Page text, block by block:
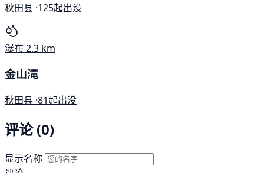
秋田县 ·125起出没
瀑布 2.3 km
金山滝
秋田县 ·81起出没
评论 (0)
显示名称